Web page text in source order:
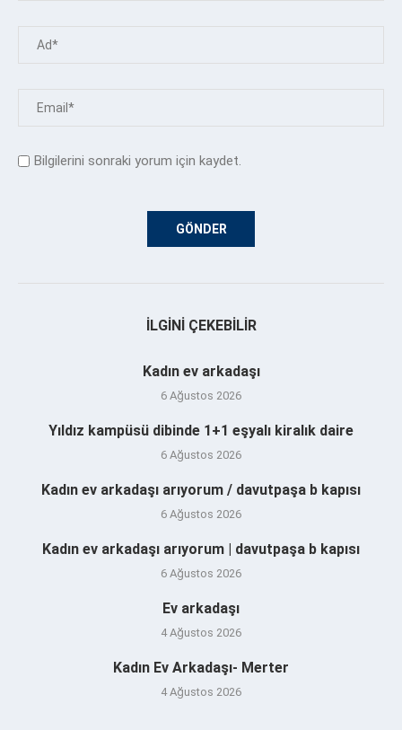
Bilgilerini sonraki yorum için kaydet.
İLGINI ÇEKEBILIR
Kadın ev arkadaşı
6 Ağustos 2026
Yıldız kampüsü dibinde 1+1 eşyalı kiralık daire
6 Ağustos 2026
Kadın ev arkadaşı arıyorum / davutpaşa b kapısı
6 Ağustos 2026
Kadın ev arkadaşı arıyorum | davutpaşa b kapısı
6 Ağustos 2026
Ev arkadaşı
4 Ağustos 2026
Kadın Ev Arkadaşı- Merter
4 Ağustos 2026